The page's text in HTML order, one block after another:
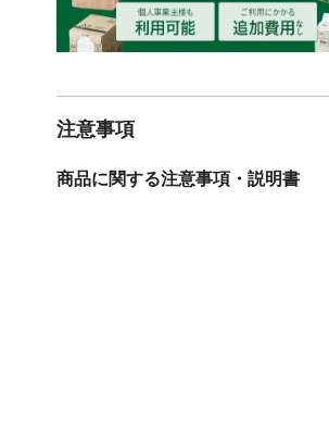
注意事項
商品に関する注意事項・説明書